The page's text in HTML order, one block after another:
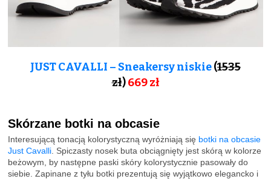
JUST CAVALLI – Sneakersy niskie(1535
zł)669zł
Skórzane botki na obcasie
Interesującą tonacją kolorystyczną wyróżniają się botki na obcasie
Just Cavalli . Spiczasty nosek buta obciągnięty jest skórą w kolorze
beżowym, by następne paski skóry kolorystycznie pasowały do
siebie. Zapinane z tyłu botki prezentują się wyjątkowo elegancko i